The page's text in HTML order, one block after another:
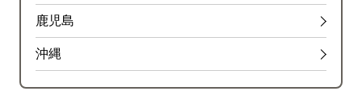
千鳥町付近
鹿児島
沖縄